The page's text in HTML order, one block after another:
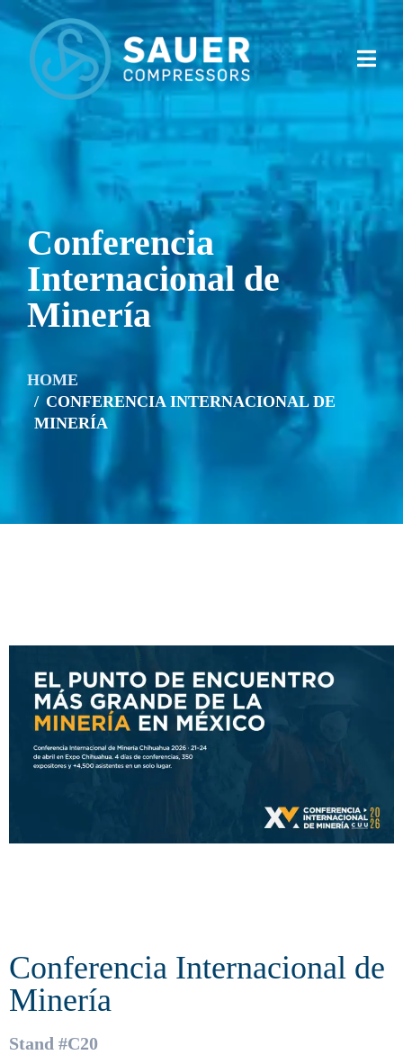
Conferencia
Internacional de
Minería
HOME
CONFERENCIA INTERNACIONAL DE
MINERÍA
Conferencia Internacional de
Minería
Stand #C20